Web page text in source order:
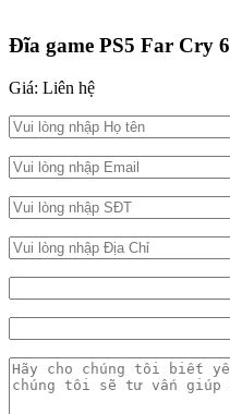
Đĩa game PS5 Far Cry 6
Giá: Liên hệ